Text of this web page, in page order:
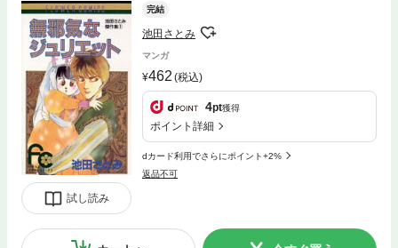
試し読み
完結
池田さとみ
マンガ
462 (税込)
4pt獲得
ポイント詳細
dカード利用でさらにポイント+2%
返品不可